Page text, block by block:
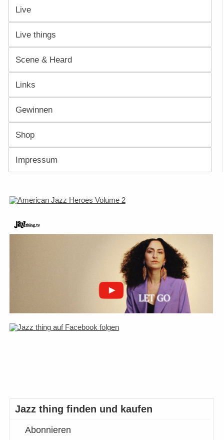
Live
Live things
Scene & Heard
Links
Gewinnen
Shop
Impressum
Jazz thing finden und kaufen
Abonnieren